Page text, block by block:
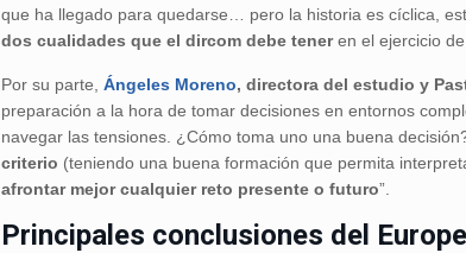
que ha llegado para quedarse… pero la historia es cíclica,
dos cualidades que el dircom debe teneren el ejercicio de
Por su parte,Ángeles Moreno, directora del estudio y
preparación a la hora de tomar decisiones en entornos
navegar las tensiones. ¿Cómo toma uno una buena
criterio (teniendo una buena formación que permita
afrontar mejor cualquier reto presente o futuro”.
Principales conclusiones del